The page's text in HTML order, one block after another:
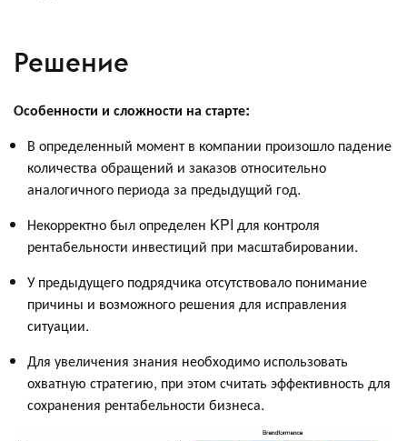
Решение
Особенности и сложности на старте:
В определенный момент в компании произошло падение
количества обращений и заказов относительно
аналогичного периода за предыдущий год.
Некорректно был определен KPI для контроля
рентабельности инвестиций при масштабировании.
У предыдущего подрядчика отсутствовало понимание
причины и возможного решения для исправления
ситуации.
Для увеличения знания необходимо использовать
охватную стратегию, при этом считать эффективность для
сохранения рентабельности бизнеса.